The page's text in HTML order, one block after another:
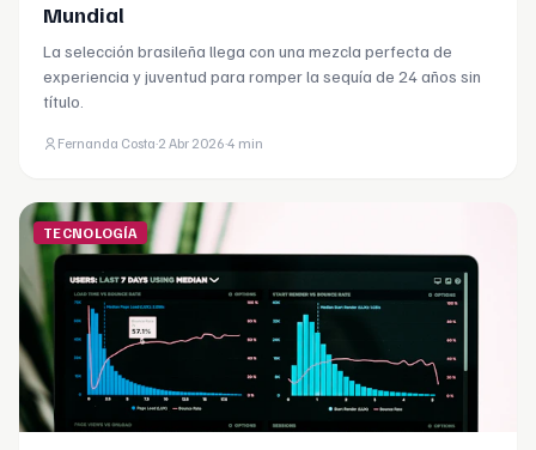
Mundial
La selección brasileña llega con una mezcla perfecta de
experiencia y juventud para romper la sequía de 24 años sin
título.
Fernanda Costa·2 Abr 2026·4 min
TECNOLOGÍA